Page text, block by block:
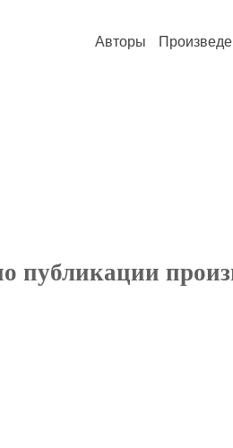
Авторы
публикации